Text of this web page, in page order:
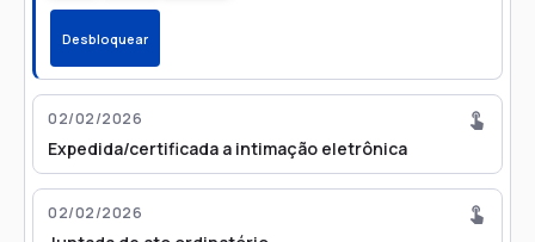
Desbloquear
02/02/2026
Expedida/certificada a intimação eletrônica
02/02/2026